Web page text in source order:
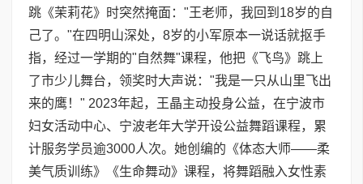
跳《茉莉花》时突然掩面："王老师，我回到18岁的自
己了。"在四明山深处，8岁的小军原本一说话就抠手
指，经过一学期的"自然舞"课程，他把《飞鸟》跳上
了市少儿舞台，领奖时大声说："我是一只从山里飞出
来的鹰！" 2023年起，王晶主动投身公益，在宁波市
妇女活动中心、宁波老年大学开设公益舞蹈课程，累
计服务学员逾3000人次。她创编的《体态大师——柔
美气质训练》《生命舞动》课程，将舞蹈融入女性素